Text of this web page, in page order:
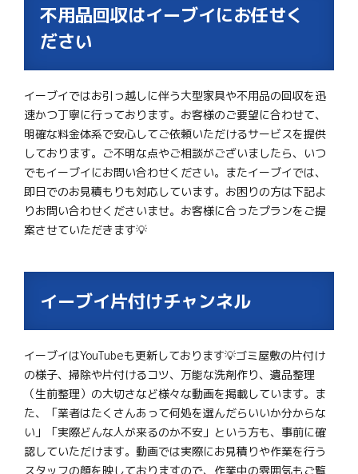
不用品回収はイーブイにお任せく
ださい
イーブイではお引っ越しに伴う大型家具や不用品の回収を迅
速かつ丁寧に行っております。お客様のご要望に合わせて、
明確な料金体系で安心してご依頼いただけるサービスを提供
しております。ご不明な点やご相談がございましたら、いつ
でもイーブイにお問い合わせください。またイーブイでは、
即日でのお見積もりも対応しています。お困りの方は下記よ
りお問い合わせくださいませ。お客様に合ったプランをご提
案させていただきます💡
イーブイ片付けチャンネル
イーブイはYouTubeも更新しております💡ゴミ屋敷の片付け
の様子、掃除や片付けるコツ、万能な洗剤作り、遺品整理
（生前整理）の大切さなど様々な動画を掲載しています。ま
た、「業者はたくさんあって何処を選んだらいいか分からな
い」「実際どんな人が来るのか不安」という方も、事前に確
認していただけます。動画では実際にお見積りや作業を行う
スタッフの顔を映しておりますので、作業中の雰囲気もご覧